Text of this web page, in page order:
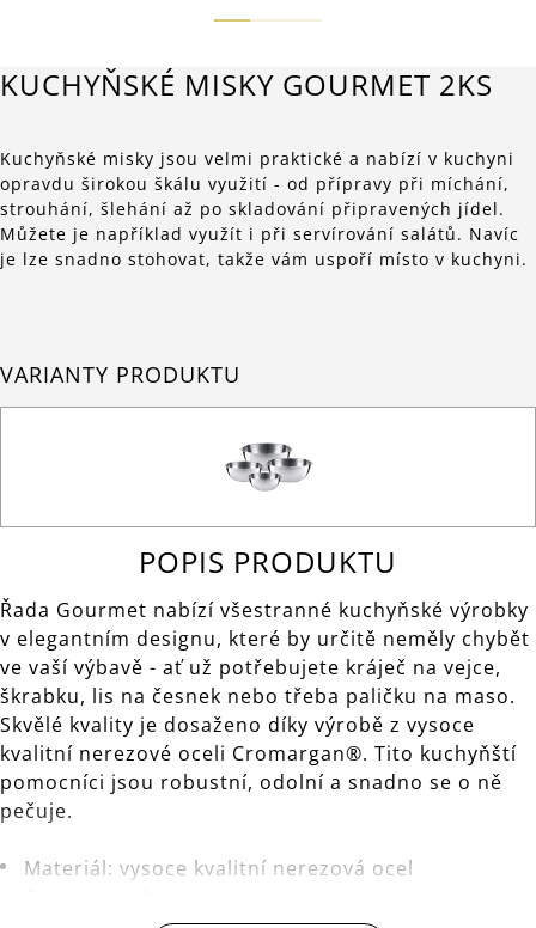
KUCHYŇSKÉ MISKY GOURMET 2KS
Kuchyňské misky jsou velmi praktické a nabízí v kuchyni
opravdu širokou škálu využití - od přípravy při míchání,
strouhání, šlehání až po skladování připravených jídel.
Můžete je například využít i při servírování salátů. Navíc
je lze snadno stohovat, takže vám uspoří místo v kuchyni.
VARIANTY PRODUKTU
POPIS PRODUKTU
Řada Gourmet nabízí všestranné kuchyňské výrobky
v elegantním designu, které by určitě neměly chybět
ve vaší výbavě - ať už potřebujete kráječ na vejce,
škrabku, lis na česnek nebo třeba paličku na maso.
Skvělé kvality je dosaženo díky výrobě z vysoce
kvalitní nerezové oceli Cromargan®. Tito kuchyňští
pomocníci jsou robustní, odolní a snadno se o ně
pečuje.
Materiál: vysoce kvalitní nerezová ocel